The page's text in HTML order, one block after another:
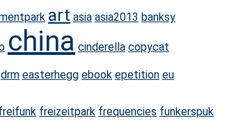
art asia asia2013 banksy
china cinderella copycat
drm easterhegg ebook epetition eu
freizeitpark frequencies funkerspuk